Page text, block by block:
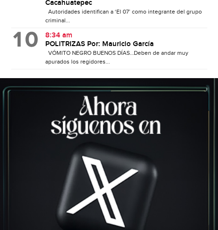
Cacahuatepec
Autoridades identifican a ‘El 07’ como integrante del grupo
criminal...
8:34 am
POLITRIZAS Por: Mauricio García
VÓMITO NEGRO BUENOS DÍAS…Deben de andar muy
apurados los regidores...